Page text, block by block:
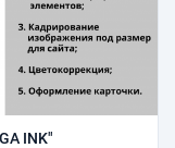
INK"